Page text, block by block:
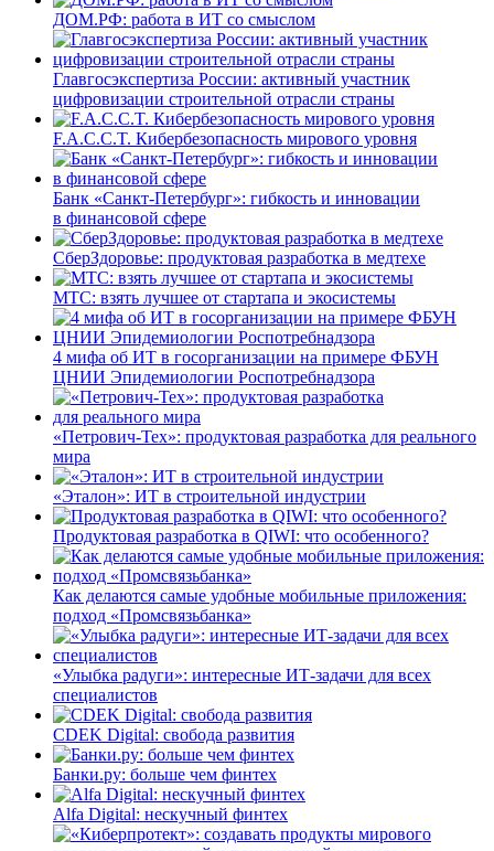
ДОМ.РФ: работа в ИТ со смыслом
Главгосэкспертиза России: активный участник
цифровизации строительной отрасли страны
F.A.C.C.T. Кибербезопасность мирового уровня
Банк «Санкт-Петербург»: гибкость и инновации
в финансовой сфере
СберЗдоровье: продуктовая разработка в медтехе
МТС: взять лучшее от стартапа и экосистемы
4 мифа об ИТ в госорганизации на примере ФБУН
ЦНИИ Эпидемиологии Роспотребнадзора
«Петрович-Тех»: продуктовая разработка для реального
мира
«Эталон»: ИТ в строительной индустрии
Продуктовая разработка в QIWI: что особенного?
Как делаются самые удобные мобильные приложения:
подход «Промсвязьбанка»
«Улыбка радуги»: интересные ИТ-задачи для всех
специалистов
CDEK Digital: свобода развития
Банки.ру: больше чем финтех
Alfa Digital: нескучный финтех